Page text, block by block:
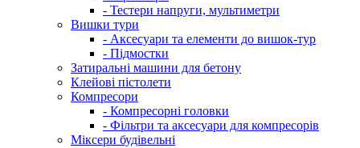
- Тестери напруги, мультиметри
Вишки тури
- Аксесуари та елементи до вишок-тур
- Підмостки
Затиральні машини для бетону
Клейові пістолети
Компресори
- Компресорні головки
- Фільтри та аксесуари для компресорів
Міксери будівельні